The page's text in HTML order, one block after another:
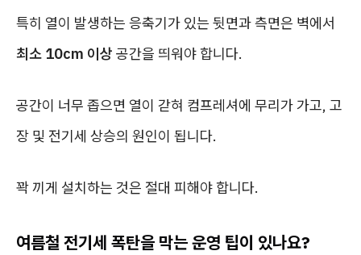
특히 열이 발생하는 응축기가 있는 뒷면과 측면은 벽에서
최소 10cm 이상 공간을 띄워야 합니다.
공간이 너무 좁으면 열이 갇혀 컴프레셔에 무리가 가고, 고
장 및 전기세 상승의 원인이 됩니다.
꽉 끼게 설치하는 것은 절대 피해야 합니다.
여름철 전기세 폭탄을 막는 운영 팁이 있나요?